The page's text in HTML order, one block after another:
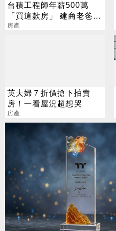
台積工程師年薪500萬
「買這款房」 建商老爸驚
呆曝警訊
房產
英夫婦７折價搶下拍賣
房！一看屋況超想哭
房產